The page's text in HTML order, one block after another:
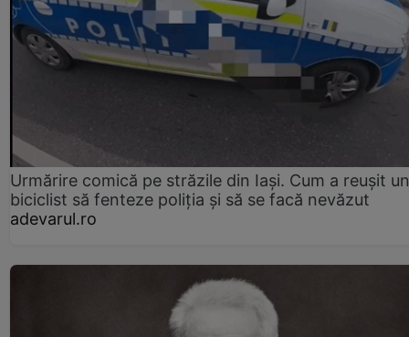
Urmărire comică pe străzile din Iași. Cum a reușit un
biciclist să fenteze poliția și să se facă nevăzut
adevarul.ro